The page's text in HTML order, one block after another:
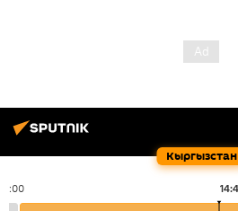
Кыргызстан
14:00